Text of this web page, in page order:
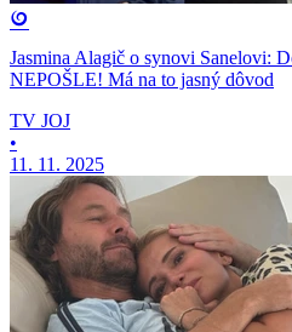
Jasmina Alagič o synovi Sanelovi:
NEPOŠLE! Má na to jasný dôvod
TV JOJ
•
11. 11. 2025